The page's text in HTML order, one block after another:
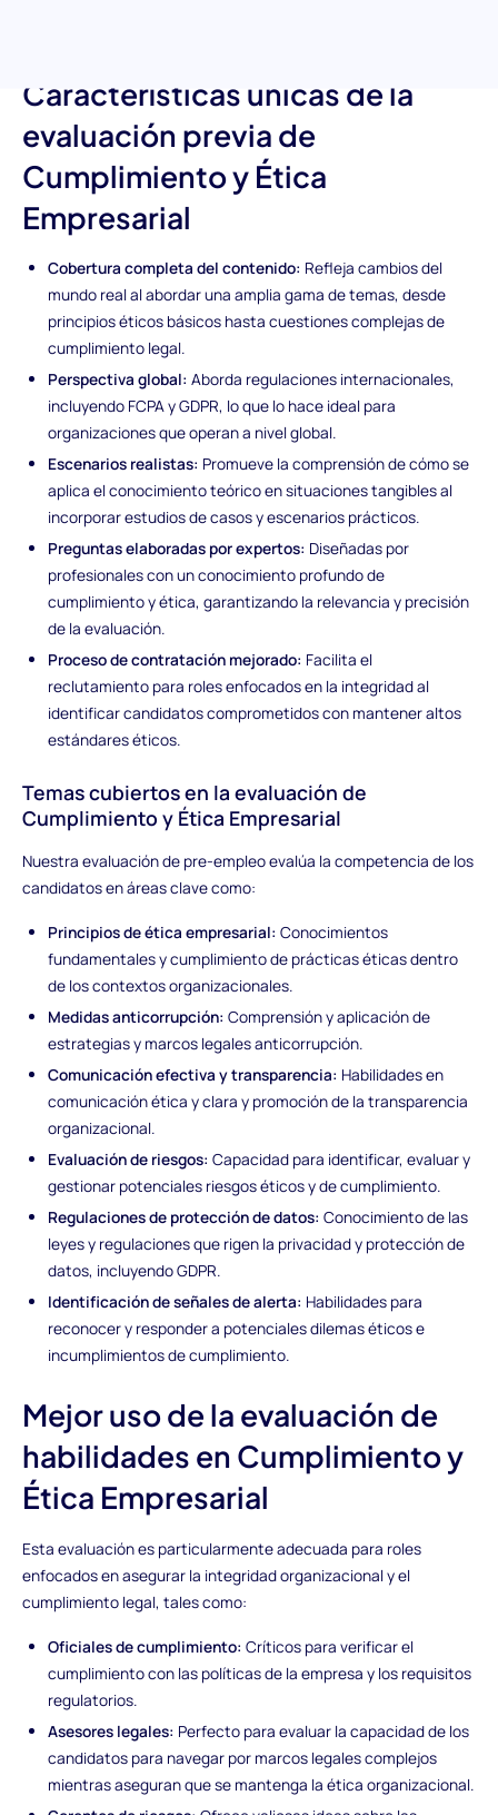
Características únicas de la
evaluación previa de
Cumplimiento y Ética
Empresarial
Cobertura completa del contenido: Refleja cambios del
mundo real al abordar una amplia gama de temas, desde
principios éticos básicos hasta cuestiones complejas de
cumplimiento legal.
Perspectiva global: Aborda regulaciones internacionales,
incluyendo FCPA y GDPR, lo que lo hace ideal para
organizaciones que operan a nivel global.
Escenarios realistas: Promueve la comprensión de cómo se
aplica el conocimiento teórico en situaciones tangibles al
incorporar estudios de casos y escenarios prácticos.
Preguntas elaboradas por expertos: Diseñadas por
profesionales con un conocimiento profundo de
cumplimiento y ética, garantizando la relevancia y precisión
de la evaluación.
Proceso de contratación mejorado: Facilita el
reclutamiento para roles enfocados en la integridad al
identificar candidatos comprometidos con mantener altos
estándares éticos.
Temas cubiertos en la evaluación de
Cumplimiento y Ética Empresarial
Nuestra evaluación de pre-empleo evalúa la competencia de los
candidatos en áreas clave como:
Principios de ética empresarial: Conocimientos
fundamentales y cumplimiento de prácticas éticas dentro
de los contextos organizacionales.
Medidas anticorrupción: Comprensión y aplicación de
estrategias y marcos legales anticorrupción.
Comunicación efectiva y transparencia: Habilidades en
comunicación ética y clara y promoción de la transparencia
organizacional.
Evaluación de riesgos: Capacidad para identificar, evaluar y
gestionar potenciales riesgos éticos y de cumplimiento.
Regulaciones de protección de datos: Conocimiento de las
leyes y regulaciones que rigen la privacidad y protección de
datos, incluyendo GDPR.
Identificación de señales de alerta: Habilidades para
reconocer y responder a potenciales dilemas éticos e
incumplimientos de cumplimiento.
Mejor uso de la evaluación de
habilidades en Cumplimiento y
Ética Empresarial
Esta evaluación es particularmente adecuada para roles
enfocados en asegurar la integridad organizacional y el
cumplimiento legal, tales como:
Oficiales de cumplimiento: Críticos para verificar el
cumplimiento con las políticas de la empresa y los requisitos
regulatorios.
Asesores legales: Perfecto para evaluar la capacidad de los
candidatos para navegar por marcos legales complejos
mientras aseguran que se mantenga la ética organizacional.